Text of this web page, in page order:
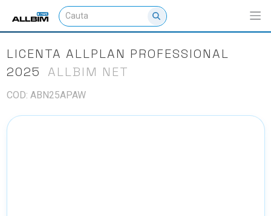
LICENTA ALLPLAN PROFESSIONAL
2025
ALLBIM NET
COD: ABN25APAW